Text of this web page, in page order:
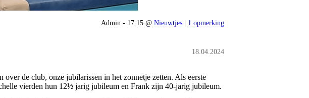
Admin - 17:15 @ Nieuwtjes | 1 opmerking
18.04.2024
de club, onze jubilarissen in het zonnetje zetten. Als eerste
vierden hun 12½ jarig jubileum en Frank zijn 40-jarig jubileum.